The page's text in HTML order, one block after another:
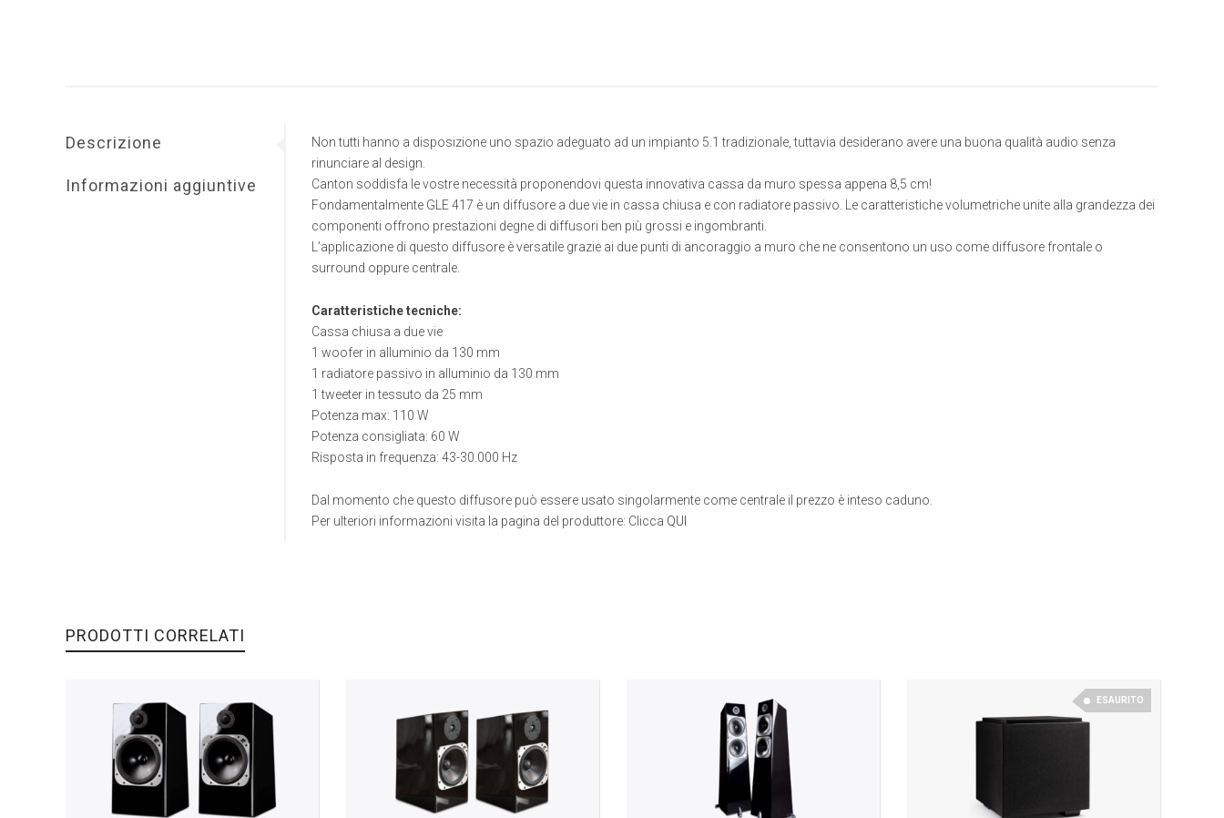
Descrizione
Informazioni aggiuntive
Non tutti hanno a disposizione uno spazio adeguato ad un impianto 5.1 tradizionale, tuttavia desiderano avere una buona qualità audio senza
rinunciare al design.
Canton soddisfa le vostre necessità proponendovi questa innovativa cassa da muro spessa appena 8,5 cm!
Fondamentalmente GLE 417 è un diffusore a due vie in cassa chiusa e con radiatore passivo. Le caratteristiche volumetriche unite alla grandezza dei
componenti offrono prestazioni degne di diffusori ben più grossi e ingombranti.
L’applicazione di questo diffusore è versatile grazie ai due punti di ancoraggio a muro che ne consentono un uso come diffusore frontale o
surround oppure centrale.
Caratteristiche tecniche:
Cassa chiusa a due vie
1 woofer in alluminio da 130 mm
1 radiatore passivo in alluminio da 130 mm
1 tweeter in tessuto da 25 mm
Potenza max: 110 W
Potenza consigliata: 60 W
Risposta in frequenza: 43-30.000 Hz
Dal momento che questo diffusore può essere usato singolarmente come centrale il prezzo è inteso caduno.
Per ulteriori informazioni visita la pagina del produttore: Clicca QUI
PRODOTTI CORRELATI
ESAURITO